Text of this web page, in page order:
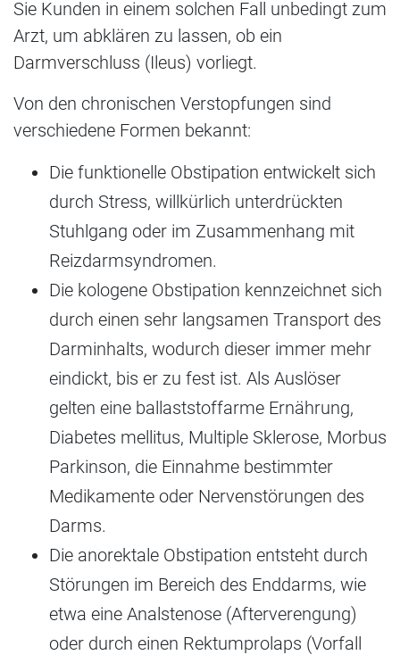
Sie Kunden in einem solchen Fall unbedingt zum
Arzt, um abklären zu lassen, ob ein
Darmverschluss (Ileus) vorliegt.
Von den chronischen Verstopfungen sind
verschiedene Formen bekannt:
Die funktionelle Obstipation entwickelt sich
durch Stress, willkürlich unterdrückten
Stuhlgang oder im Zusammenhang mit
Reizdarmsyndromen.
Die kologene Obstipation kennzeichnet sich
durch einen sehr langsamen Transport des
Darminhalts, wodurch dieser immer mehr
eindickt, bis er zu fest ist. Als Auslöser
gelten eine ballaststoffarme Ernährung,
Diabetes mellitus, Multiple Sklerose, Morbus
Parkinson, die Einnahme bestimmter
Medikamente oder Nervenstörungen des
Darms.
Die anorektale Obstipation entsteht durch
Störungen im Bereich des Enddarms, wie
etwa eine Analstenose (Afterverengung)
oder durch einen Rektumprolaps (Vorfall